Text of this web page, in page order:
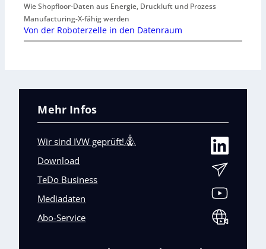
Wie Shopfloor-Daten aus Energie, Druckluft und Prozess
Manufacturing-X-fähig werden
Von der Roboterzelle in den Datenraum
Mehr Infos
Wir sind IVW geprüft!
Download
TeDo Business
Mediadaten
Abo-Service